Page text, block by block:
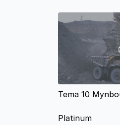
Platinum